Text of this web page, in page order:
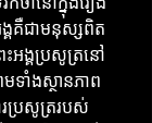
គគឺជាមនុស្សពិត
អង្គប្រសូត្រនៅ
ាំងស្ថានភាព
ប្រសូត្ររបស់